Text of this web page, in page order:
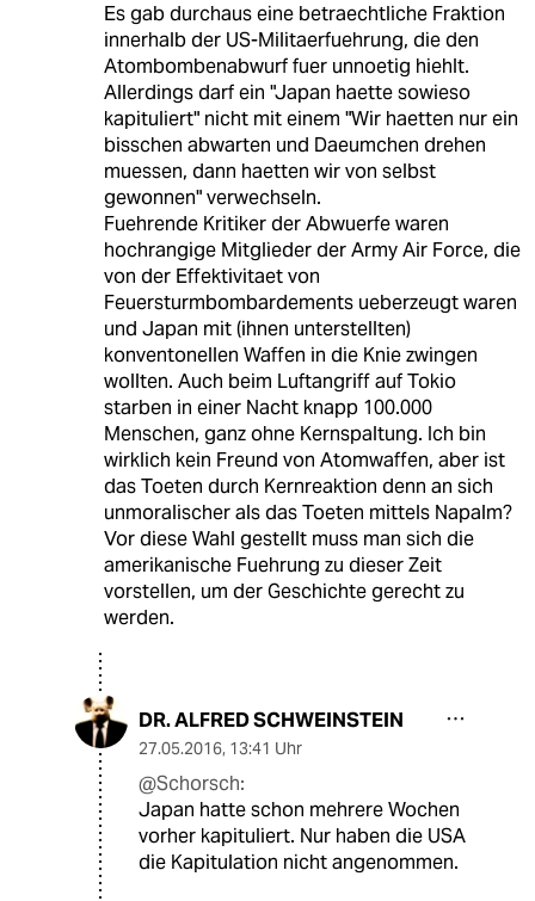
Es gab durchaus eine betraechtliche Fraktion
innerhalb der US-Militaerfuehrung, die den
Atombombenabwurf fuer unnoetig hiehlt.
Allerdings darf ein "Japan haette sowieso
kapituliert" nicht mit einem "Wir haetten nur ein
bisschen abwarten und Daeumchen drehen
muessen, dann haetten wir von selbst
gewonnen" verwechseln.
Fuehrende Kritiker der Abwuerfe waren
hochrangige Mitglieder der Army Air Force, die
von der Effektivitaet von
Feuersturmbombardements ueberzeugt waren
und Japan mit (ihnen unterstellten)
konventonellen Waffen in die Knie zwingen
wollten. Auch beim Luftangriff auf Tokio
starben in einer Nacht knapp 100.000
Menschen, ganz ohne Kernspaltung. Ich bin
wirklich kein Freund von Atomwaffen, aber ist
das Toeten durch Kernreaktion denn an sich
unmoralischer als das Toeten mittels Napalm?
Vor diese Wahl gestellt muss man sich die
amerikanische Fuehrung zu dieser Zeit
vorstellen, um der Geschichte gerecht zu
werden.
DR. ALFRED SCHWEINSTEIN
27.05.2016, 13:41 Uhr
@Schorsch:
Japan hatte schon mehrere Wochen
vorher kapituliert. Nur haben die USA
die Kapitulation nicht angenommen.